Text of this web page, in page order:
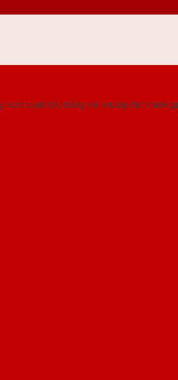
tuyệt đối, chống mối mọt, lắp đặt nhanh gọn